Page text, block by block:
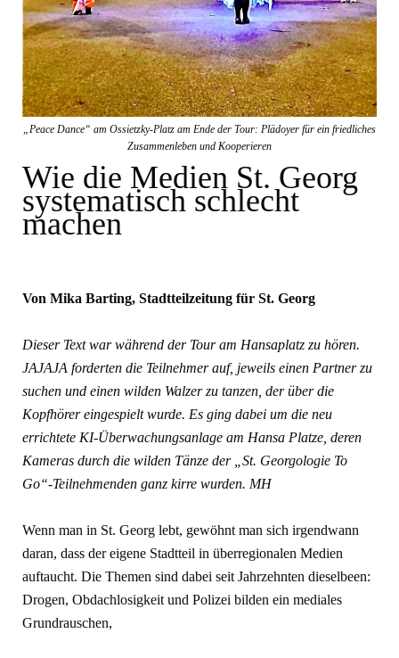
„Peace Dance“ am Ossietzky-Platz am Ende der Tour: Plädoyer für ein friedliches
Zusammenleben und Kooperieren
Wie die Medien St. Georg
systematisch schlecht
machen
Von Mika Barting, Stadtteilzeitung für St. Georg
Dieser Text war während der Tour am Hansaplatz zu hören.
JAJAJA forderten die Teilnehmer auf, jeweils einen Partner zu
suchen und einen wilden Walzer zu tanzen, der über die
Kopfhörer eingespielt wurde. Es ging dabei um die neu
errichtete KI-Überwachungsanlage am Hansa Platze, deren
Kameras durch die wilden Tänze der „St. Georgologie To
Go“-Teilnehmenden ganz kirre wurden. MH
Wenn man in St. Georg lebt, gewöhnt man sich irgendwann
daran, dass der eigene Stadtteil in überregionalen Medien
auftaucht. Die Themen sind dabei seit Jahrzehnten dieselbeen:
Drogen, Obdachlosigkeit und Polizei bilden ein mediales
Grundrauschen,